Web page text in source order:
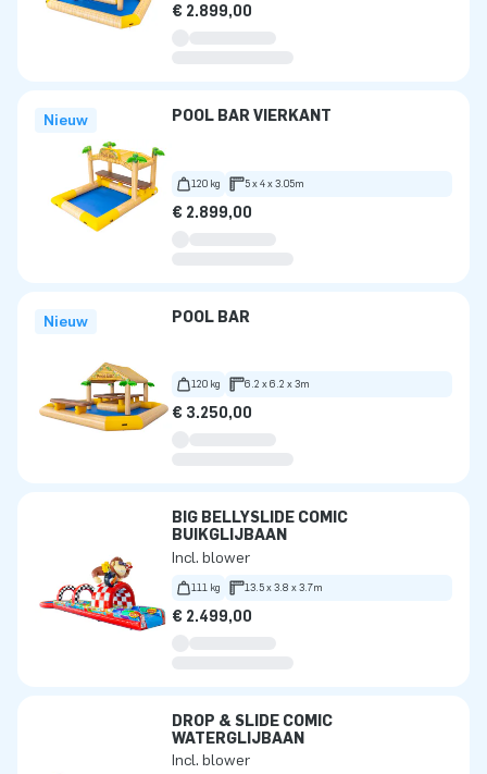
€ 2.899,00
Nieuw POOL BAR VIERKANT
120 kg 5 x 4 x 3.05m
€ 2.899,00
Nieuw POOL BAR
120 kg 6.2 x 6.2 x 3m
€ 3.250,00
BIG BELLYSLIDE COMIC
BUIKGLIJBAAN
Incl. blower
111 kg 13.5 x 3.8 x 3.7m
€ 2.499,00
DROP & SLIDE COMIC
WATERGLIJBAAN
Incl. blower